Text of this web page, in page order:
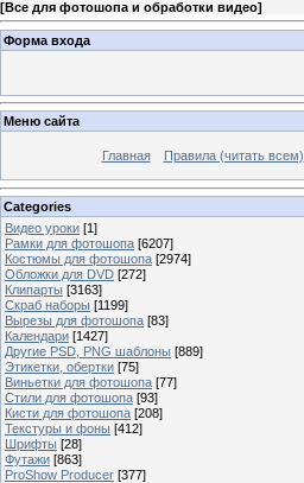
[Все для фотошопа и обработки видео]
Форма входа
Меню сайта
Главная Правила (читать всем)
Categories
Видео уроки [1]
Рамки для фотошопа [6207]
Костюмы для фотошопа [2974]
Обложки для DVD [272]
Клипарты [3163]
Скраб наборы [1199]
Вырезы для фотошопа [83]
Календари [1427]
Другие PSD, PNG шаблоны [889]
Этикетки, обертки [75]
Виньетки для фотошопа [77]
Стили для фотошопа [93]
Кисти для фотошопа [208]
Текстуры и фоны [412]
Шрифты [28]
Футажи [863]
ProShow Producer [377]